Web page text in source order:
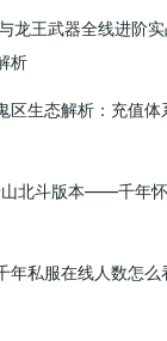
龙王武器全线进阶
析
区生态解析：充值体
山北斗版本——千年
私服在线人数怎么